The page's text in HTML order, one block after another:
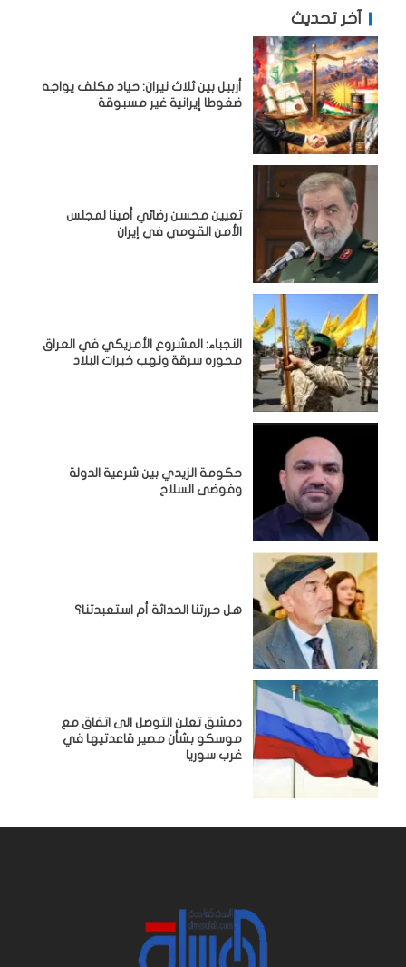
آخر تحديث
أربيل بين ثلاث نيران: حياد مكلف يواجه
ضغوطا إيرانية غير مسبوقة
تعيين محسن رضائي أمينا لمجلس
الأمن القومي في إيران
النجباء: المشروع الأمريكي في العراق
محوره سرقة ونهب خيرات البلاد
حكومة الزيدي بين شرعية الدولة
وفوضى السلاح
هل حررتنا الحداثة أم استعبدتنا؟
دمشق تعلن التوصل الى اتفاق مع
موسكو بشأن مصير قاعدتيها في
غرب سوريا